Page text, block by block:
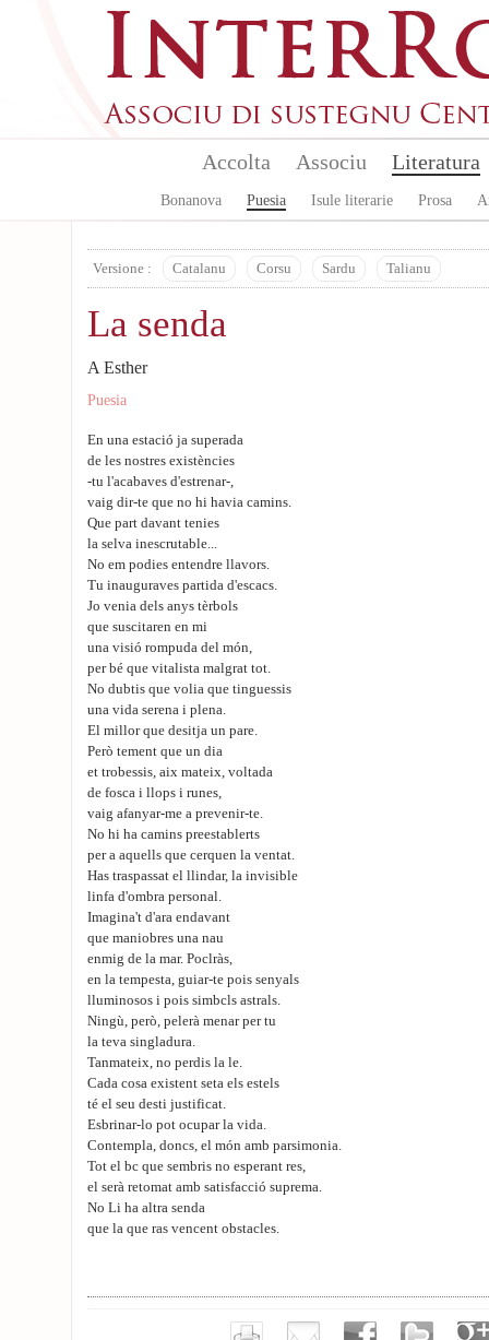
Accolta Associu Literatura
Bonanova Puesia Isule literarie Prosa
Versione : Catalanu Corsu Sardu Talianu
La senda
A Esther
Puesia
En una estació ja superada
de les nostres existències
-tu l'acabaves d'estrenar-,
vaig dir-te que no hi havia camins.
Que part davant tenies
la selva inescrutable...
No em podies entendre llavors.
Tu inauguraves partida d'escacs.
Jo venia dels anys tèrbols
que suscitaren en mi
una visió rompuda del món,
per bé que vitalista malgrat tot.
No dubtis que volia que tinguessis
una vida serena i plena.
El millor que desitja un pare.
Però tement que un dia
et trobessis, aix mateix, voltada
de fosca i llops i runes,
vaig afanyar-me a prevenir-te.
No hi ha camins preestablerts
per a aquells que cerquen la ventat.
Has traspassat el llindar, la invisible
linfa d'ombra personal.
Imagina't d'ara endavant
que maniobres una nau
enmig de la mar. Poclràs,
en la tempesta, guiar-te pois senyals
lluminosos i pois simbcls astrals.
Ningù, però, pelerà menar per tu
la teva singladura.
Tanmateix, no perdis la le.
Cada cosa existent seta els estels
té el seu desti justificat.
Esbrinar-lo pot ocupar la vida.
Contempla, doncs, el món amb parsimonia.
Tot el bc que sembris no esperant res,
el serà retomat amb satisfacció suprema.
No Li ha altra senda
que la que ras vencent obstacles.